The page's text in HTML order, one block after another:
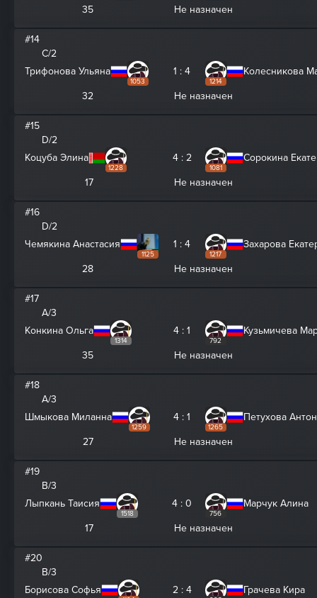
35 Не назначен
#14
C/2
Трифонова Ульяна
1053
1 : 4
1214
Колесникова
32 Не назначен
#15
D/2
Коцуба Элина
1228
4 : 2
1081
Сорокина
17 Не назначен
#16
D/2
Чемякина Анастасия
1125
1 : 4
1217
Захарова
28 Не назначен
#17
A/3
Конкина Ольга
1314
4 : 1
792
Кузьмичева
35 Не назначен
#18
A/3
Шмыкова Миланна
1259
4 : 1
1265
Петухова
27 Не назначен
#19
B/3
Лыпкань Таисия
1518
4 : 0
756
Марчук Алина
17 Не назначен
#20
B/3
Борисова Софья
2 : 4 Грачева Кира